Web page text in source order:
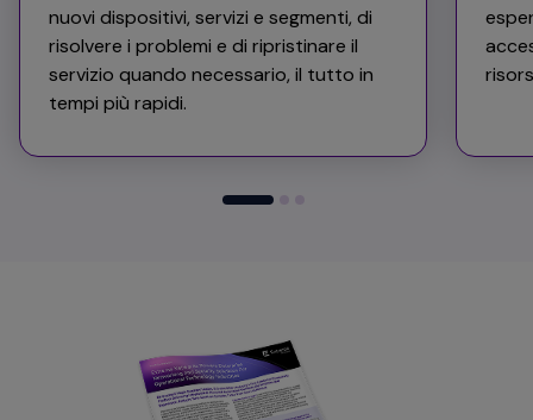
nuovi dispositivi, servizi e segmenti, di
risolvere i problemi e di ripristinare il
servizio quando necessario, il tutto in
tempi più rapidi.